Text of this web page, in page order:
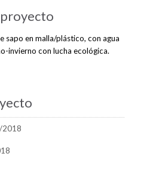
sapo en malla/plástico, con agua
invierno con lucha ecológica.